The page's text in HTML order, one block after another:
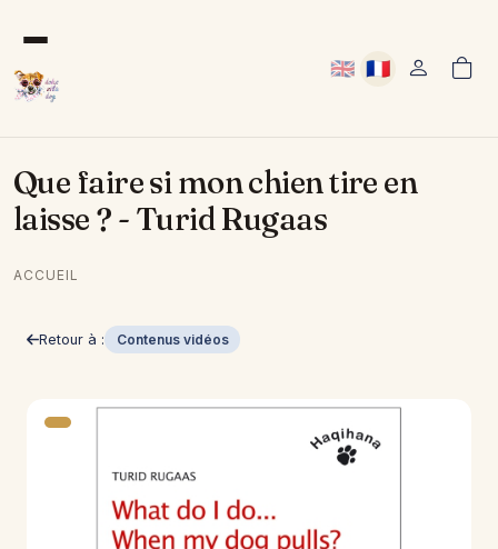
🇬🇧
Anglais
🇫🇷
Français
User
Que faire si mon chien tire en
laisse ? - Turid Rugaas
ACCUEIL
Retour à : Contenus vidéos